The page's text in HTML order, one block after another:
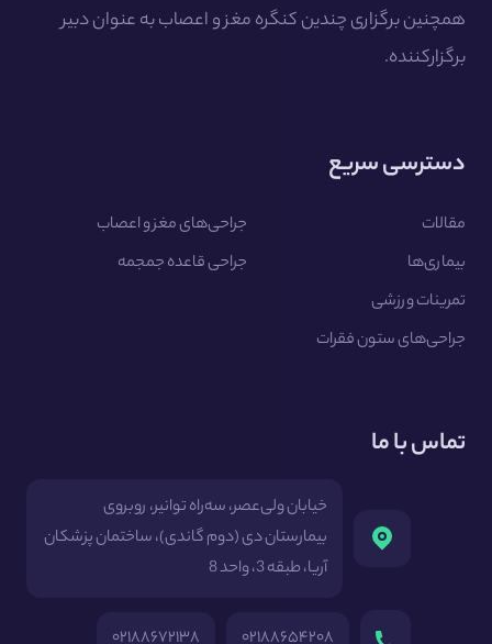
همچنین برگزاری چندین کنگره مغز و اعصاب به عنوان دبیر
برگزارکننده.
دسترسی سریع
مقالات
بیماری‌ها
تمرینات ورزشی
جراحی‌های ستون فقرات
جراحی‌های مغز و اعصاب
جراحی قاعده جمجمه
تماس با ما
خیابان ولی‌عصر، سه‌راه توانیر، روبروی
بیمارستان دی (دوم گاندی)، ساختمان پزشکان
آریا، طبقه 3، واحد 8
۰۲۱۸۸۶۵۴۲۰۸ ۰۲۱۸۸۶۷۲۱۳۸